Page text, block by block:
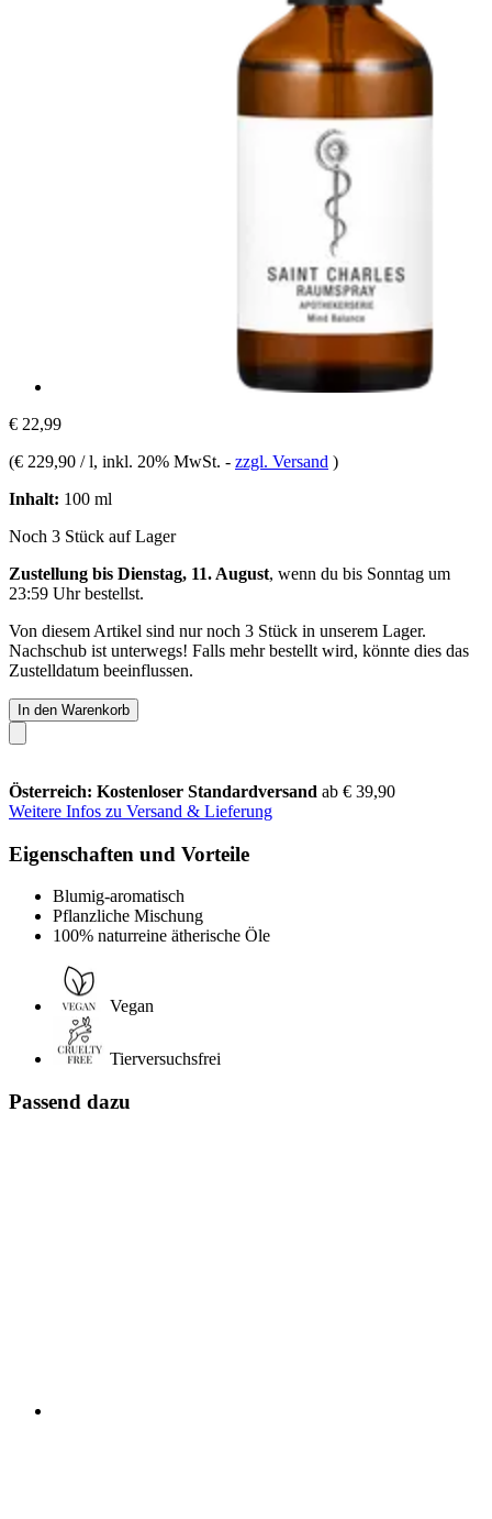
€ 22,99
(€ 229,90 / l, inkl. 20% MwSt. - zzgl. Versand )
Inhalt: 100 ml
Noch 3 Stück auf Lager
Zustellung bis Dienstag, 11. August, wenn du bis Sonntag um
23:59 Uhrbestellst.
Von diesem Artikel sind nur noch 3 Stück in unserem Lager.
Nachschub ist unterwegs! Falls mehr bestellt wird, könnte dies das
Zustelldatum beeinflussen.
In den Warenkorb
Österreich: Kostenloser Standardversand ab € 39,90
Weitere Infos zu Versand & Lieferung
Eigenschaften und Vorteile
Blumig-aromatisch
Pflanzliche Mischung
100% naturreine ätherische Öle
Vegan
Tierversuchsfrei
Passend dazu